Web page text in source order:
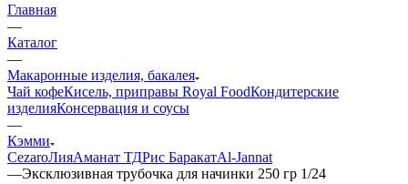
Главная
—
Каталог
—
Макаронные изделия, бакалея
Чай кофеКисель, приправы Royal FoodКондитерские
изделияКонсервация и соусы
—
Кэмми
CezaroЛияАманат ТДРис БаракатAl-Jannat
—Эксклюзивная трубочка для начинки 250 гр 1/24